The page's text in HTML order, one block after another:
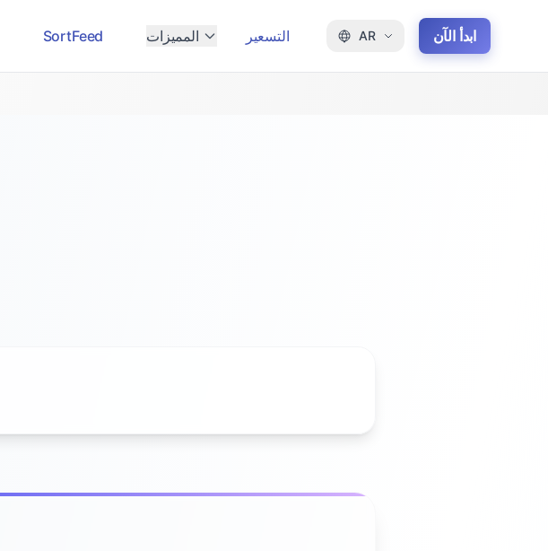
SortFeed المميزات التسعير AR ابدأ الآن